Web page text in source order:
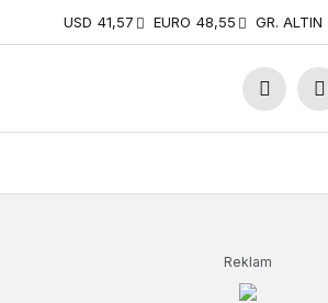
USD 41,57 EURO 48,55 GR. ALTIN
Reklam